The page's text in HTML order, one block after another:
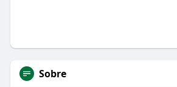
Sobre